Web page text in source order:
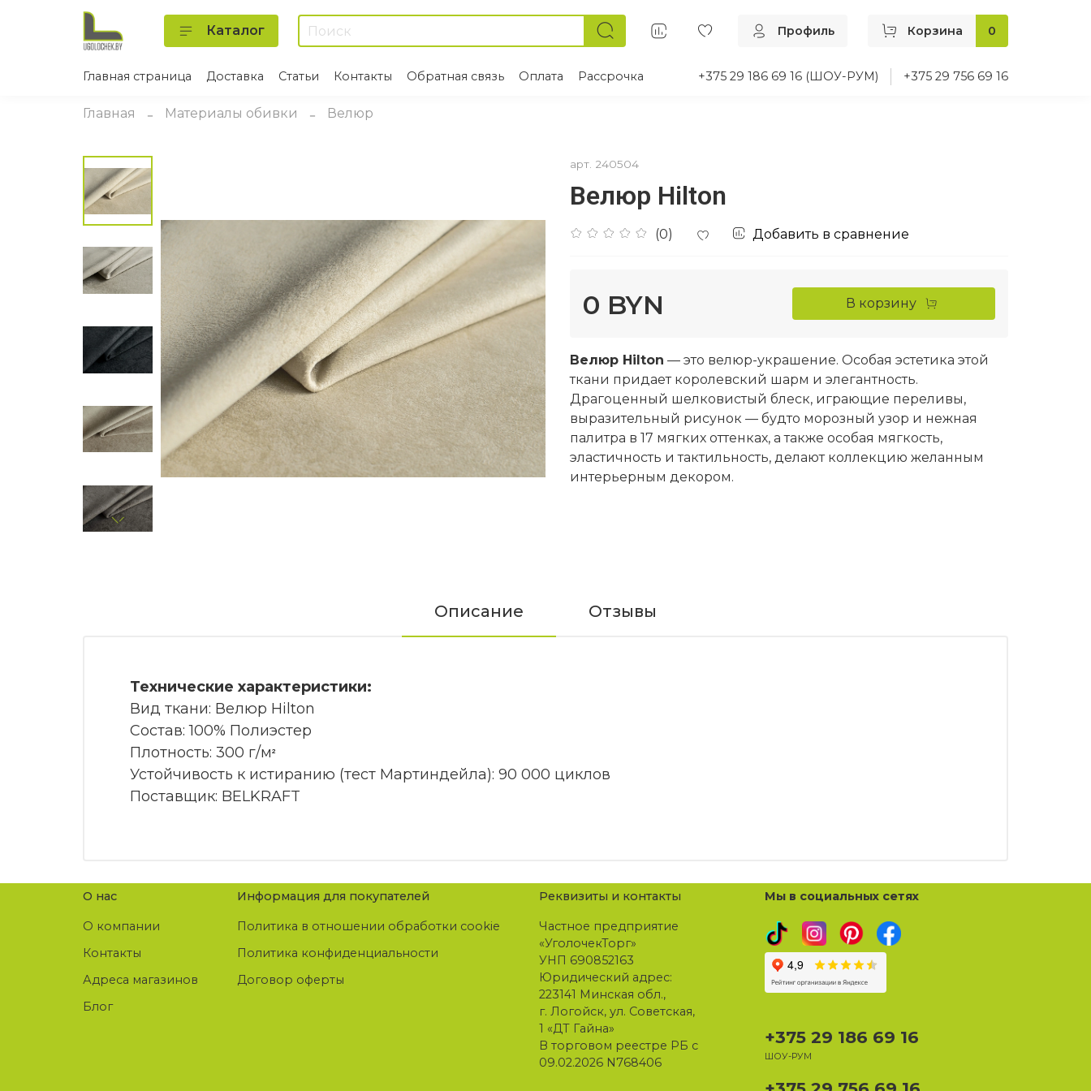
Каталог Профиль Корзина 0
Главная страница Доставка Статьи Контакты Обратная связь Оплата Рассрочка +375 29 186 69 16 (ШОУ-РУМ) +375 29 756 69 16
Главная Материалы обивки Велюр
арт. 240504
Велюр Hilton
(0) Добавить в сравнение
0 BYN В корзину
Велюр Hilton — это велюр-украшение. Особая эстетика этой
ткани придает королевский шарм и элегантность.
Драгоценный шелковистый блеск, играющие переливы,
выразительный рисунок — будто морозный узор и нежная
палитра в 17 мягких оттенках, а также особая мягкость,
эластичность и тактильность, делают коллекцию желанным
интерьерным декором.
Описание Отзывы
Технические характеристики:
Вид ткани: Велюр Hilton
Состав: 100% Полиэстер
Плотность: 300 г/м²
Устойчивость к истиранию (тест Мартиндейла): 90 000 циклов
Поставщик: BELKRAFT
О нас
О компании
Контакты
Адреса магазинов
Блог
Информация для покупателей
Политика в отношении обработки cookie
Политика конфиденциальности
Договор оферты
Реквизиты и контакты
Частное предприятие
«УголочекТорг»
УНП 690852163
Юридический адрес:
223141 Минская обл.,
г. Логойск, ул. Советская,
1 «ДТ Гайна»
В торговом реестре РБ с
09.02.2026 N768406
Мы в социальных сетях
+375 29 186 69 16
ШОУ-РУМ